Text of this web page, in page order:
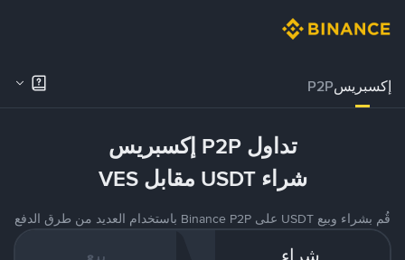
إكسبريسP2P
تداول P2P إكسبريس
شراء USDT مقابل VES
قُم بشراء وبيع USDT على Binance P2P باستخدام العديد من طرق الدفع